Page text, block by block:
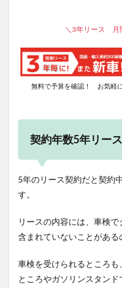
＼3年リース 月
無料で予算を確認！ お気軽
契約年数5年リー
5年のリース契約だと契約
す。
リースの内容には、車検
含まれていないことがある
車検を受けられるところ
ところやガソリンスタン